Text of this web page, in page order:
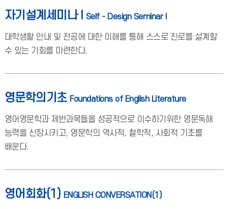
자기설계세미나 I Self - Design Seminar I
대학생활 안내 및 전공에 대한 이해를 통해 스스로 진로를 설계할
수 있는 기회를 마련한다.
영문학의기초 Foundations of English Literature
영어영문학과 제반과목들을 성공적으로 이수하기위한 영문독해
능력을 신장시키고, 영문학의 역사적, 철학적, 사회적 기초를
배운다.
영어회화(1) ENGLISH CONVERSATION(1)